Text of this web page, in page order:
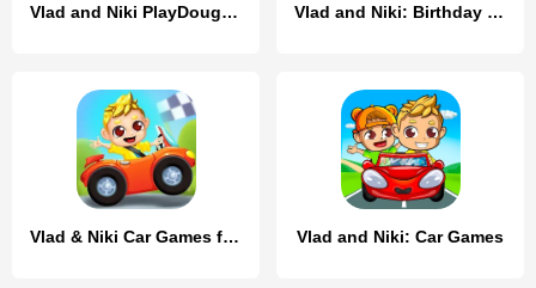
Vlad and Niki PlayDough Cars Vlad and Niki: Birthday Party
Vlad & Niki Car Games for Kids Vlad and Niki: Car Games